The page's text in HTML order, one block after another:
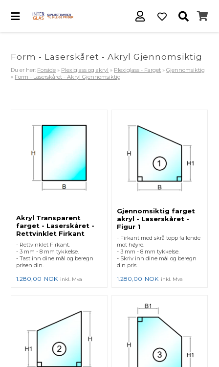
Form - Laserskåret - Akryl Gjennomsiktig
Du er her: Forside » Plexiglass og akryl » Plexiglass - Farget »Gjennomsiktig
» Form - Laserskåret - Akryl Gjennomsiktig
Akryl Transparent
farget - Laserskåret -
Rettvinklet Firkant
- Rettvinklet Firkant.
- 3 mm - 8 mm tykkelse.
- Tast inn dine mål og beregn
prisen din.
1.280,00 NOK inkl. Mva
Gjennomsiktig farget
akryl - Laserskåret -
Figur 1
- Firkant med skrå topp fallende
mot høyre.
- 3 mm - 8 mm tykkelse.
- Skriv inn dine mål og beregn
din pris.
1.280,00 NOK inkl. Mva